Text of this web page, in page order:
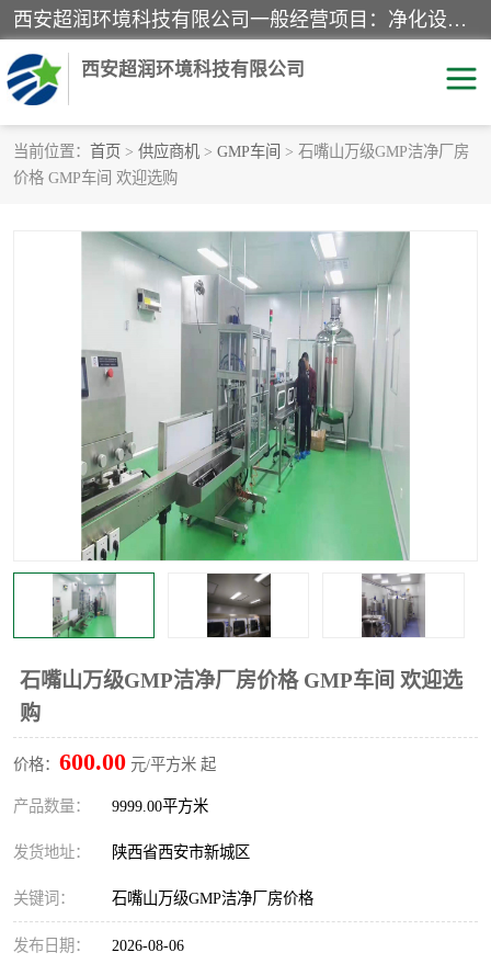
西安超润环境科技有限公司一般经营项目：净化设备、厨房设备、五金机电设备、不锈钢制品、彩钢夹心板、水处理设备的研发、销售；空气净化设备、办公设备、通风设备、建筑材料、金属材料的销售；净化工程、钢结构工程、机电设备工程的设计与施工及技术咨询服务；货物及技术的进出口的业务经营。
西安超润环境科技有限公司
当前位置： 首页 > 供应商机 > GMP车间 > 石嘴山万级GMP洁净厂房
价格 GMP车间 欢迎选购
石嘴山万级GMP洁净厂房价格 GMP车间 欢迎选
购
价格： 600.00 元/平方米 起
产品数量： 9999.00平方米
发货地址： 陕西省西安市新城区
关键词： 石嘴山万级GMP洁净厂房价格
发布日期： 2026-08-06
洁净手术室
粉尘废气净化 洁净室工程
净化车间工程 GMP车间